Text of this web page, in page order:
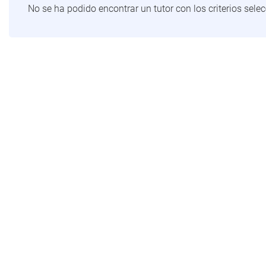
No se ha podido encontrar un tutor con los criterios